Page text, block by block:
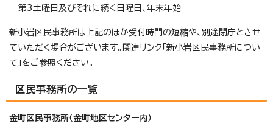
第3土曜日及びそれに続く日曜日、年末年始
新小岩区民事務所は上記のほか受付時間の短縮や、別途閉庁とさせ
ていただく場合がございます。関連リンク「新小岩区民事務所につい
て」をご参照ください。
区民事務所の一覧
金町区民事務所（金町地区センター内）